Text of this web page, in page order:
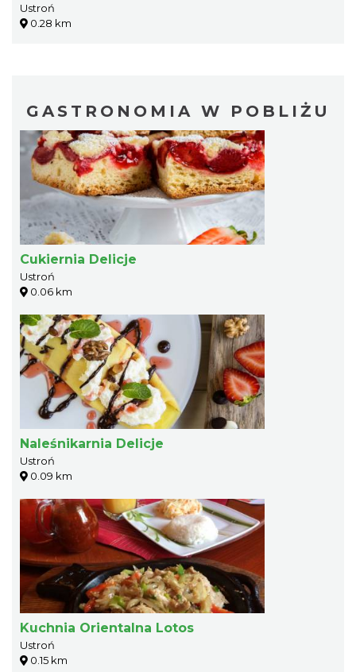
Ustroń
0.28 km
GASTRONOMIA W POBLIŻU
Cukiernia Delicje
Ustroń
0.06 km
Naleśnikarnia Delicje
Ustroń
0.09 km
Kuchnia Orientalna Lotos
Ustroń
0.15 km